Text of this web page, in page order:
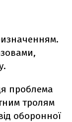
проблема
тролям
оборонної